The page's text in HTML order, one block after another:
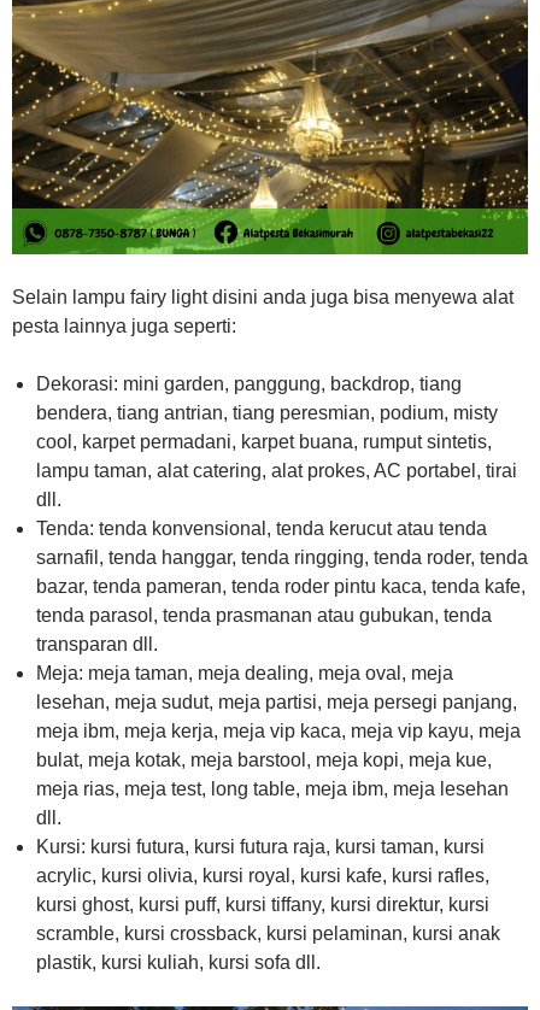
Selain lampu fairy light disini anda juga bisa menyewa alat
pesta lainnya juga seperti:
Dekorasi: mini garden, panggung, backdrop, tiang
bendera, tiang antrian, tiang peresmian, podium, misty
cool, karpet permadani, karpet buana, rumput sintetis,
lampu taman, alat catering, alat prokes, AC portabel, tirai
dll.
Tenda: tenda konvensional, tenda kerucut atau tenda
sarnafil, tenda hanggar, tenda ringging, tenda roder, tenda
bazar, tenda pameran, tenda roder pintu kaca, tenda kafe,
tenda parasol, tenda prasmanan atau gubukan, tenda
transparan dll.
Meja: meja taman, meja dealing, meja oval, meja
lesehan, meja sudut, meja partisi, meja persegi panjang,
meja ibm, meja kerja, meja vip kaca, meja vip kayu, meja
bulat, meja kotak, meja barstool, meja kopi, meja kue,
meja rias, meja test, long table, meja ibm, meja lesehan
dll.
Kursi: kursi futura, kursi futura raja, kursi taman, kursi
acrylic, kursi olivia, kursi royal, kursi kafe, kursi rafles,
kursi ghost, kursi puff, kursi tiffany, kursi direktur, kursi
scramble, kursi crossback, kursi pelaminan, kursi anak
plastik, kursi kuliah, kursi sofa dll.